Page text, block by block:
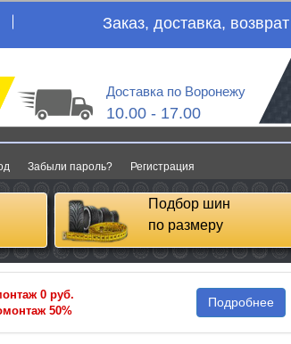
Заказ, доставка, возврат
Доставка по Воронежу
10.00 - 17.00
Забыли пароль? Регистрация
Подбор шин
по размеру
0 руб.
50%
Подробнее